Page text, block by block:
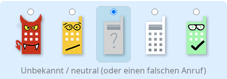
Unbekannt / neutral (oder einen falschen Anruf)